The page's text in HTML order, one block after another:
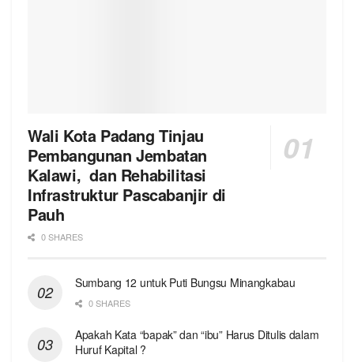
Wali Kota Padang Tinjau
Pembangunan Jembatan
Kalawi, dan Rehabilitasi
Infrastruktur Pascabanjir di
Pauh
0 SHARES
Sumbang 12 untuk Puti Bungsu Minangkabau
0 SHARES
Apakah Kata “bapak” dan “ibu” Harus Ditulis dalam
Huruf Kapital ?